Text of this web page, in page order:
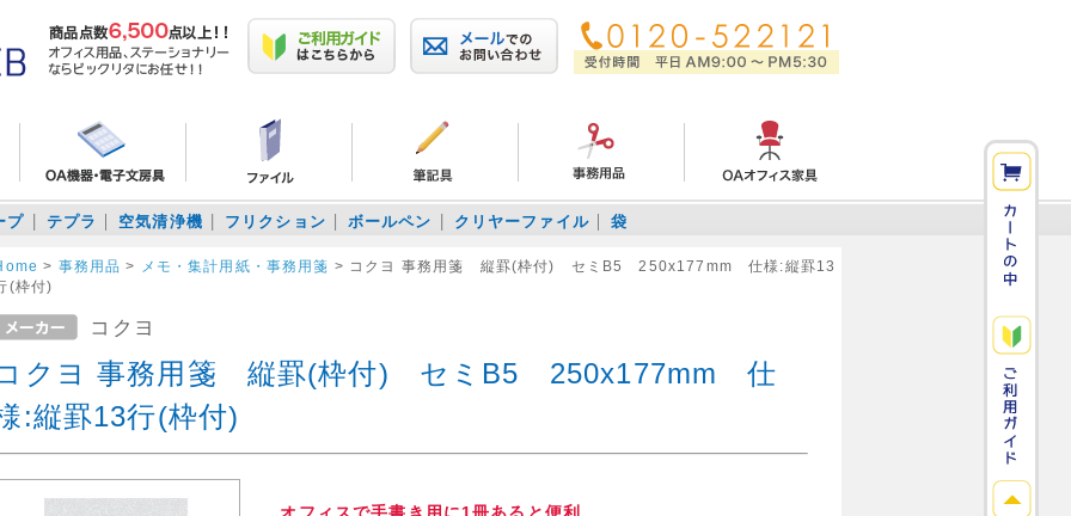
プ テプラ 空気清浄機 フリクション ボールペン クリヤーファイル 袋
> 事務用品 > メモ・集計用紙・事務用箋 > コクヨ 事務用箋 縦罫(枠付) セミB5 250x177mm 仕様:縦罫13
(枠付)
コクヨ
クヨ 事務用箋 縦罫(枠付) セミB5 250x177mm 仕
:縦罫13行(枠付)